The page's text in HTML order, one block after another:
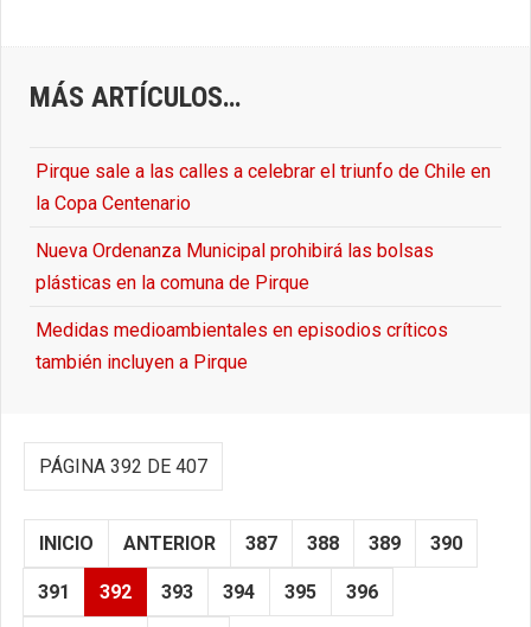
MÁS ARTÍCULOS…
Pirque sale a las calles a celebrar el triunfo de Chile en
la Copa Centenario
Nueva Ordenanza Municipal prohibirá las bolsas
plásticas en la comuna de Pirque
Medidas medioambientales en episodios críticos
también incluyen a Pirque
PÁGINA 392 DE 407
INICIO ANTERIOR 387 388 389 390
391 392 393 394 395 396